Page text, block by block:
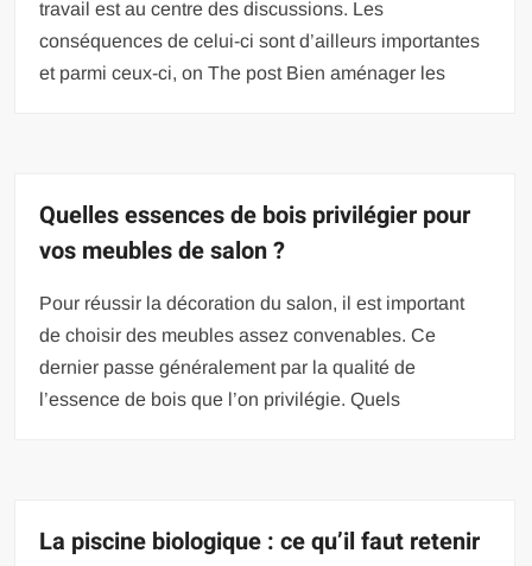
travail est au centre des discussions. Les
conséquences de celui-ci sont d’ailleurs importantes
et parmi ceux-ci, on The post Bien aménager les
Quelles essences de bois privilégier pour
vos meubles de salon ?
Pour réussir la décoration du salon, il est important
de choisir des meubles assez convenables. Ce
dernier passe généralement par la qualité de
l’essence de bois que l’on privilégie. Quels
La piscine biologique : ce qu’il faut retenir